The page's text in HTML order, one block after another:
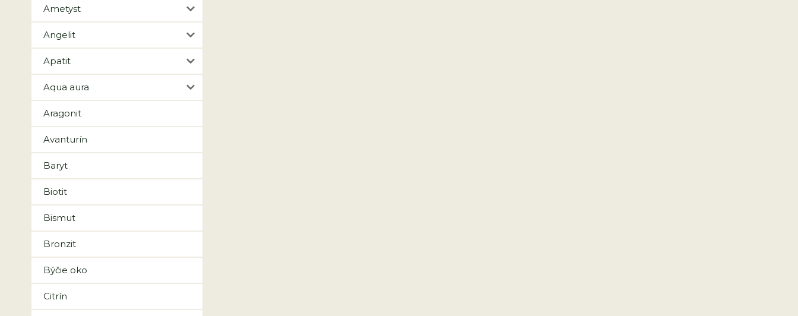
Ametyst
Angelit
Apatit
Aqua aura
Aragonit
Avanturín
Baryt
Biotit
Bismut
Bronzit
Býčie oko
Citrín